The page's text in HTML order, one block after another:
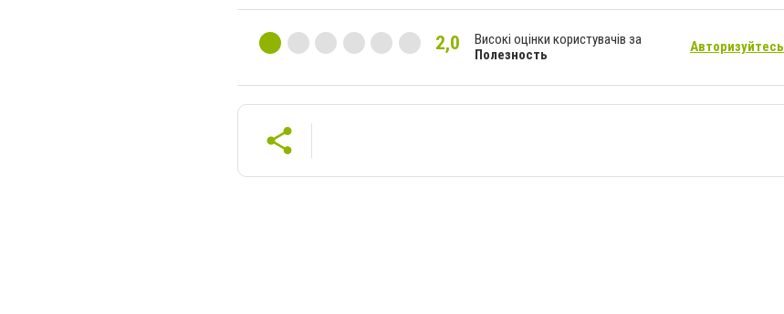
2,0
Високі оцінки користувачів за
Полезность
Авторизуйтесь